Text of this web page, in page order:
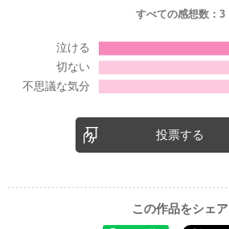
すべての感想数： 3
投票する
この作品をシェア